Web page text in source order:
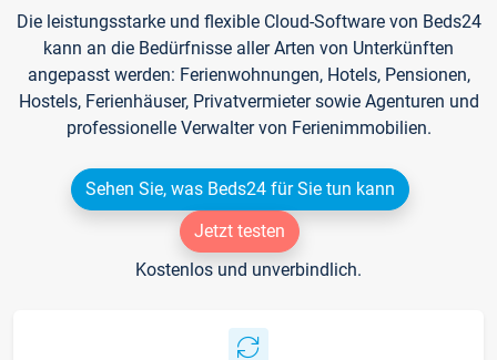
Die leistungsstarke und flexible Cloud-Software von Beds24
kann an die Bedürfnisse aller Arten von Unterkünften
angepasst werden: Ferienwohnungen, Hotels, Pensionen,
Hostels, Ferienhäuser, Privatvermieter sowie Agenturen und
professionelle Verwalter von Ferienimmobilien.
Sehen Sie, was Beds24 für Sie tun kann
Jetzt testen
Kostenlos und unverbindlich.